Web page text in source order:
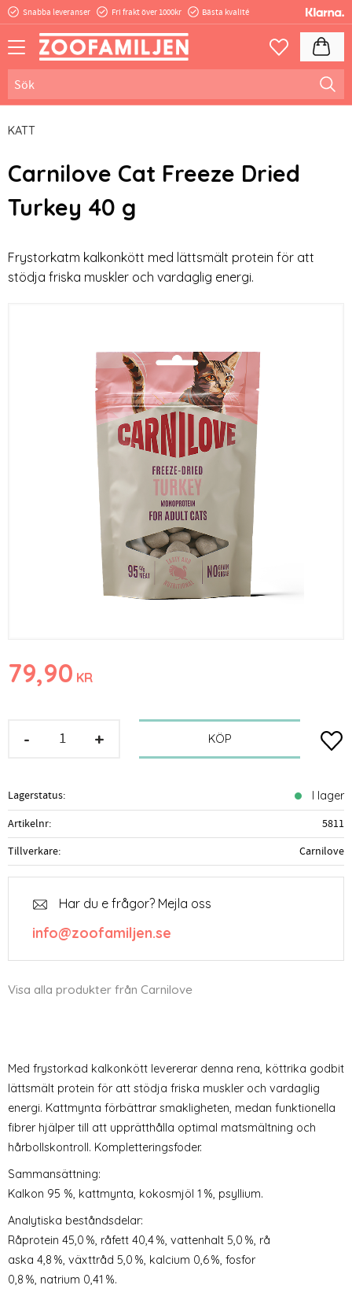
Snabba leveranser Fri frakt över 1000kr Bästa kvalité
Favoriter
KATT
Carnilove Cat Freeze Dried
Turkey 40 g
Frystorkatm kalkonkött med lättsmält protein för att
stödja friska muskler och vardaglig energi.
79,90 KR
+
- KÖP
Lagerstatus I lager
Artikelnr
5811
Tillverkare
Carnilove
Har du e frågor? Mejla oss
info@zoofamiljen.se
Visa alla produkter från Carnilove
Med frystorkad kalkonkött levererar denna rena, köttrika godbit
lättsmält protein för att stödja friska muskler och vardaglig
energi. Kattmynta förbättrar smakligheten, medan funktionella
fibrer hjälper till att upprätthålla optimal matsmältning och
hårbollskontroll. Kompletteringsfoder.
Sammansättning:
Kalkon 95 %, kattmynta, kokosmjöl 1 %, psyllium.
Analytiska beståndsdelar:
Råprotein 45,0 %, råfett 40,4 %, vattenhalt 5,0 %, rå
aska 4,8 %, växttråd 5,0 %, kalcium 0,6 %, fosfor
0,8 %, natrium 0,41 %.